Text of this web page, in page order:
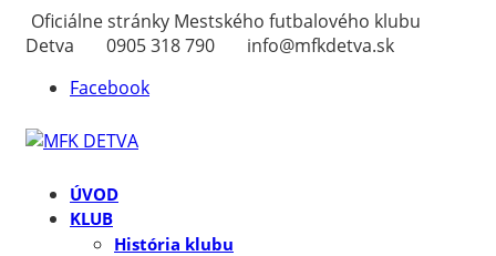
Oficiálne stránky Mestského futbalového klubu
Detva
0905 318 790
info@mfkdetva.sk
Facebook
ÚVOD
KLUB
História klubu